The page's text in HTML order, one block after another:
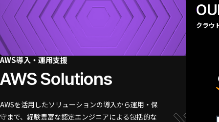
AWS導入・運用支援
AWS Solutions
AWSを活用したソリューションの導入から運用・保
守まで、経験豊富な認定エンジニアによる包括的な
クラウ